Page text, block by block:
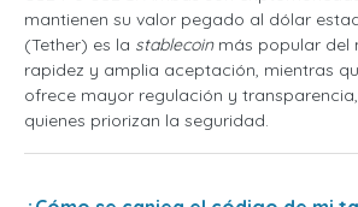
mantienen su valor pegado al dólar
(Tether) es la stablecoinmás popular del
rapidez y amplia aceptación, mientras
ofrece mayor regulación y
quienes priorizan la seguridad.